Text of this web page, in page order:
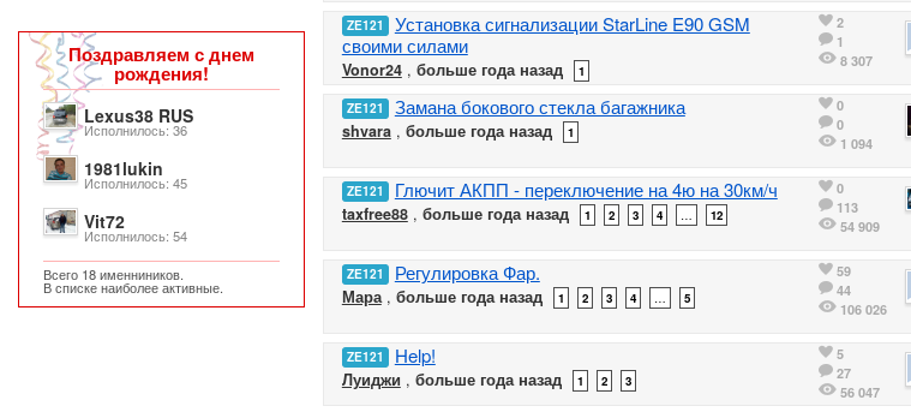
ZE121
Установка сигнализации StarLine E90 GSM
своими силами
Vonor24, больше года назад 1
2
1
8 307
ZE121 Замана бокового стекла багажника
shvara, больше года назад 1
0
0
1 094
ZE121 Глючит АКПП - переключение на 4ю на 30км/ч
taxfree88, больше года назад 1 2 3 4 12
0
113
54 909
ZE121 Регулировка Фар.
Мара, больше года назад 1 2 3 4 5
59
44
106 026
ZE121 Help!
Луиджи , больше года назад 1 2 3
5
27
56 047
Поздравляем с днем
рождения!
Lexus38 RUS
Исполнилось: 36
1981lukin
Исполнилось: 45
Vit72
Исполнилось: 54
Всего 18 именниников.
В списке наиболее активные.